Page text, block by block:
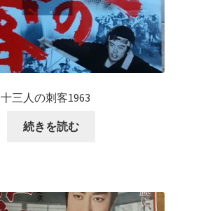
十三人の刺客1963
続きを読む